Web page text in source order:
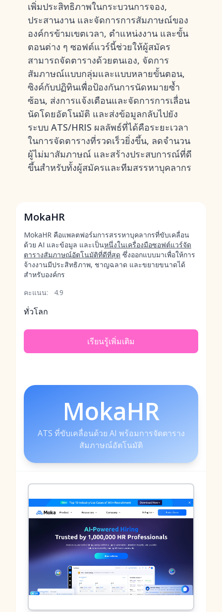
เพิ่มประสิทธิภาพในกระบวนการจอง,
ประสานงาน และจัดการการสัมภาษณ์ของ
องค์กรข้ามเขตเวลา, ตำแหน่งงาน และขั้น
ตอนต่าง ๆ ซอฟต์แวร์นี้ช่วยให้ผู้สมัคร
สามารถจัดตารางด้วยตนเอง, จัดการ
สัมภาษณ์แบบกลุ่มและแบบหลายขั้นตอน,
ซิงค์กับปฏิทินเพื่อป้องกันการนัดหมายซ้ำ
ซ้อน, ส่งการแจ้งเตือนและจัดการการเลื่อน
นัดโดยอัตโนมัติ และส่งข้อมูลกลับไปยัง
ระบบ ATS/HRIS ผลลัพธ์ที่ได้คือระยะเวลา
ในการจัดตารางที่รวดเร็วยิ่งขึ้น, ลดจำนวน
ผู้ไม่มาสัมภาษณ์ และสร้างประสบการณ์ที่ดี
ขึ้นสำหรับทั้งผู้สมัครและทีมสรรหาบุคลากร
MokaHR
MokaHR คือแพลตฟอร์มการสรรหาบุคลากรที่ขับเคลื่อน
ด้วย AI และข้อมูล และเป็นหนึ่งในเครื่องมือซอฟต์แวร์จัด
ตารางสัมภาษณ์อัตโนมัติที่ดีที่สุด ซึ่งออกแบบมาเพื่อให้การ
จ้างงานมีประสิทธิภาพ, ชาญฉลาด และขยายขนาดได้
สำหรับองค์กร
คะแนน:
4.9
ทั่วโลก
เรียนรู้เพิ่มเติม
MokaHR
ATS ที่ขับเคลื่อนด้วย AI พร้อมการจัดตาราง
สัมภาษณ์อัตโนมัติ